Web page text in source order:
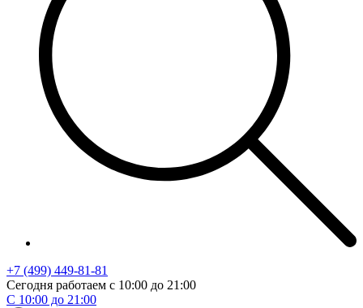
+7 (499) 449-81-81
Сегодня работаем с 10:00 до 21:00
С 10:00 до 21:00